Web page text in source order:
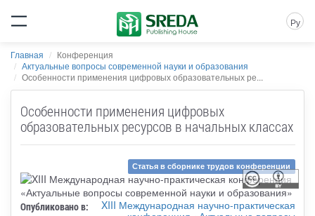
Ру
Главная
Конференция
Актуальные вопросы современной науки и образования
Особенности применения цифровых образовательных ре...
Особенности применения цифровых
образовательных ресурсов в начальных классах
Статья в сборнике трудов конференции
Опубликовано в:
XIII Международная научно-практическая